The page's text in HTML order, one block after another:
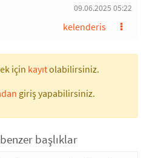
09.06.2025 05:22
kelenderis
için kayıtolabilirsiniz.
giriş yapabilirsiniz.
başlıklar